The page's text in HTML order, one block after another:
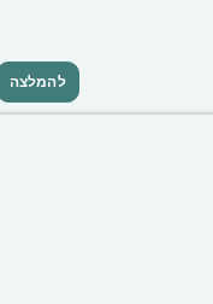
להמלצה